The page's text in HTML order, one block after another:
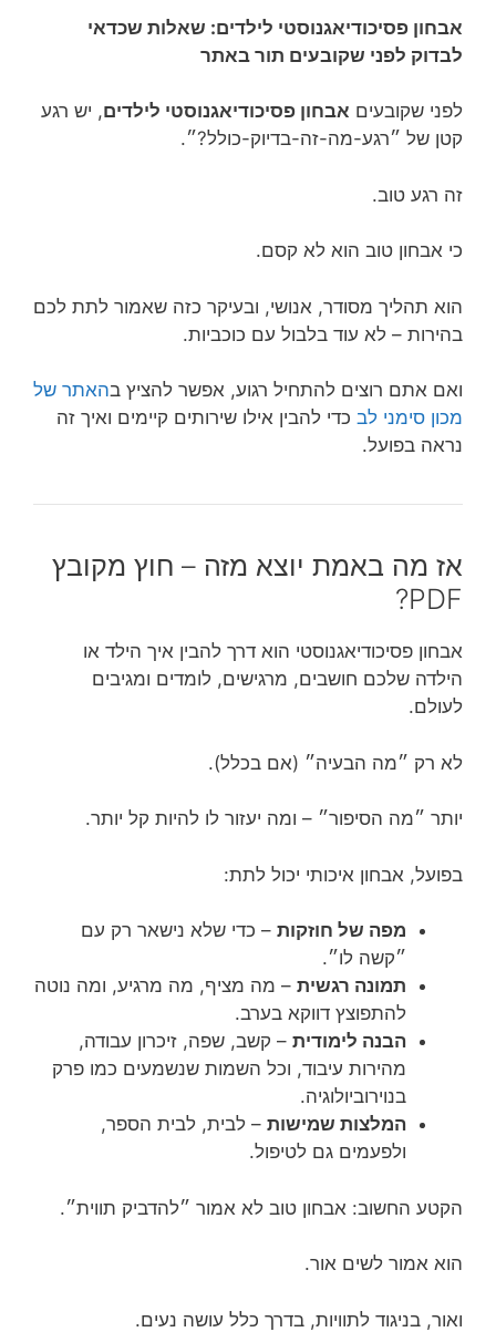
אבחון פסיכודיאגנוסטי לילדים: שאלות שכדאי
לבדוק לפני שקובעים תור באתר
לפני שקובעים אבחון פסיכודיאגנוסטי לילדים, יש רגע
קטן של ״רגע-מה-זה-בדיוק-כולל?״.
זה רגע טוב.
כי אבחון טוב הוא לא קסם.
הוא תהליך מסודר, אנושי, ובעיקר כזה שאמור לתת לכם
בהירות – לא עוד בלבול עם כוכביות.
ואם אתם רוצים להתחיל רגוע, אפשר להציץ בהאתר של
מכון סימני לב כדי להבין אילו שירותים קיימים ואיך זה
נראה בפועל.
אז מה באמת יוצא מזה – חוץ מקובץ
PDF?
אבחון פסיכודיאגנוסטי הוא דרך להבין איך הילד או
הילדה שלכם חושבים, מרגישים, לומדים ומגיבים
לעולם.
לא רק ״מה הבעיה״ (אם בכלל).
יותר ״מה הסיפור״ – ומה יעזור לו להיות קל יותר.
בפועל, אבחון איכותי יכול לתת:
מפה של חוזקות – כדי שלא נישאר רק עם
״קשה לו״.
תמונה רגשית – מה מציף, מה מרגיע, ומה נוטה
להתפוצץ דווקא בערב.
הבנה לימודית – קשב, שפה, זיכרון עבודה,
מהירות עיבוד, וכל השמות שנשמעים כמו פרק
בנוירוביולוגיה.
המלצות שמישות – לבית, לבית הספר,
ולפעמים גם לטיפול.
הקטע החשוב: אבחון טוב לא אמור ״להדביק תווית״.
הוא אמור לשים אור.
ואור, בניגוד לתוויות, בדרך כלל עושה נעים.